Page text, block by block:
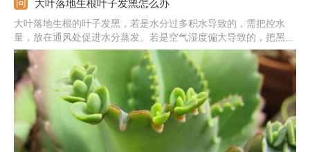
大叶落地生根叶子发黑怎么办
大叶落地生根的叶子发黑，若是水分过多积水导致的，需把控水
量，放在通风处促进水分蒸发。若是空气湿度偏大导致的，把黑叶
子摘除，暂时停止喷水。若是长时间不通风导致的，室内要保持空
气流通，多开窗透透风。若是冬季温度偏低导致的，可移到室内养
护，温度提高到10摄氏度以上。